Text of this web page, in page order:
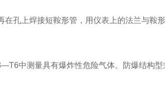
孔上焊接短鞍形管，用仪表上的法兰与鞍形
中测量具有爆炸性危险气体。防爆结构型